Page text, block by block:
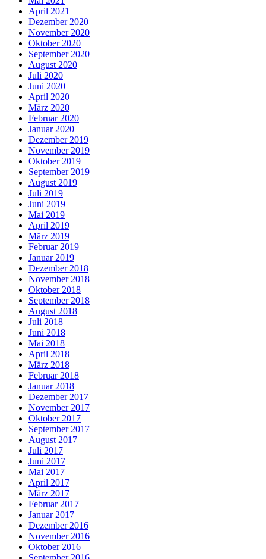
April 2021
Dezember 2020
November 2020
Oktober 2020
September 2020
August 2020
Juli 2020
Juni 2020
April 2020
März 2020
Februar 2020
Januar 2020
Dezember 2019
November 2019
Oktober 2019
September 2019
August 2019
Juli 2019
Juni 2019
Mai 2019
April 2019
März 2019
Februar 2019
Januar 2019
Dezember 2018
November 2018
Oktober 2018
September 2018
August 2018
Juli 2018
Juni 2018
Mai 2018
April 2018
März 2018
Februar 2018
Januar 2018
Dezember 2017
November 2017
Oktober 2017
September 2017
August 2017
Juli 2017
Juni 2017
Mai 2017
April 2017
März 2017
Februar 2017
Januar 2017
Dezember 2016
November 2016
Oktober 2016